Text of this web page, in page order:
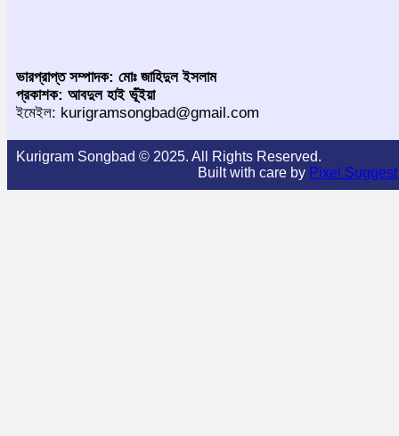
ভারপ্রাপ্ত সম্পাদক: মোঃ জাহিদুল ইসলাম
প্রকাশক: আবদুল হাই ভূঁইয়া
ইমেইল: kurigramsongbad@gmail.com
Kurigram Songbad © 2025. All Rights Reserved.
Built with care by Pixel Suggest